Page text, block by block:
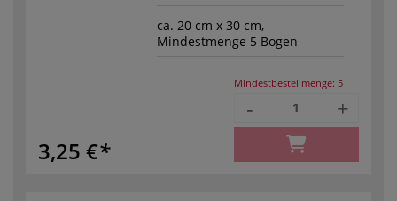
ca. 20 cm x 30 cm,
Mindestmenge 5 Bogen
3,25 €
Mindestbestellmenge: 5
- +